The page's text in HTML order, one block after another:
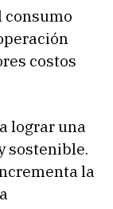
consumo
costos
lograr una
sostenible.
la